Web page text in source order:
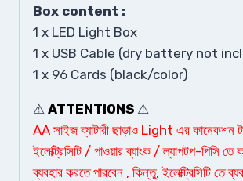
Box content :
1 x LED Light Box
1 x USB Cable (dry battery not
1 x 96 Cards (black/color)
⚠ ATTENTIONS ⚠
AA সাইজ ব্যাটারী ছাড়াও Light এর কানেকশন
ইলেক্ট্রিসিটি / পাওয়ার ব্যাংক / ল্যাপটপ-পিসি তে
ব্যবহার করতে পারবেন , কিন্তু, ইলেক্ট্রিসিটি তে